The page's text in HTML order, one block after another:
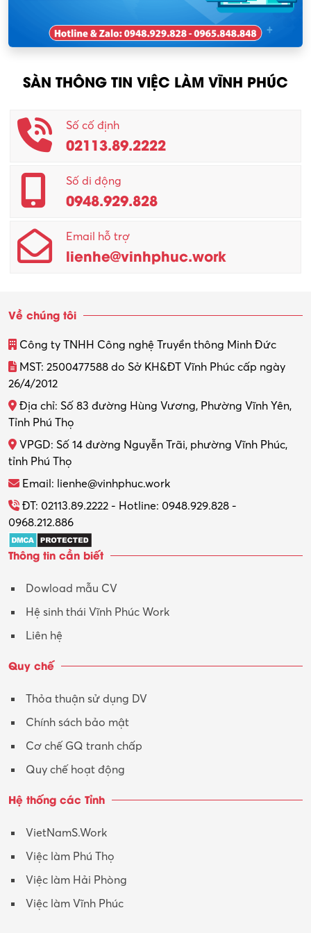
Nhân viên thu mua
Nhân viên CSKH
Phục vụ khác
Promotion Girl (PG)
Quản lý – Giám đốc
Quản lý chất lượng – QC
Quản lý sản xuất
Quản trị kinh doanh
Thiết kế nội thất
Thợ máy – Ô tô – Xe máy
Thực tập
Tổ chức sự kiện – Quà tặng
Trợ lý
Tư vấn
Tư vấn – Kiến trúc
Y tế-Dược
KCN Tam Dương
SÀN THÔNG TIN VIỆC LÀM VĨNH PHÚC
Số cố định
02113.89.2222
Số di động
0948.929.828
Email hỗ trợ
lienhe@vinhphuc.work
Về chúng tôi
Công ty TNHH Công nghệ Truyền thông Minh Đức
MST: 2500477588 do Sở KH&ĐT Vĩnh Phúc cấp ngày
26/4/2012
Địa chỉ: Số 83 đường Hùng Vương, Phường Vĩnh Yên,
Tỉnh Phú Thọ
VPGD: Số 14 đường Nguyễn Trãi, phường Vĩnh Phúc,
tỉnh Phú Thọ
Email: lienhe@vinhphuc.work
ĐT: 02113.89.2222 - Hotline: 0948.929.828 -
0968.212.886
Thông tin cần biết
Dowload mẫu CV
Hệ sinh thái Vĩnh Phúc Work
Liên hệ
Quy chế
Thỏa thuận sử dụng DV
Chính sách bảo mật
Cơ chế GQ tranh chấp
Quy chế hoạt động
Hệ thống các Tỉnh
VietNamS.Work
Việc làm Phú Thọ
Việc làm Hải Phòng
Việc làm Vĩnh Phúc